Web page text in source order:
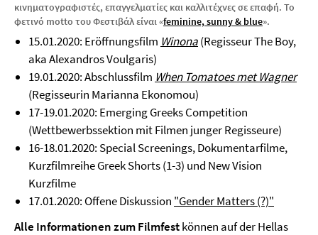
κινηματογραφιστές, επαγγελματίες και καλλιτέχνες σε επαφή. Το
φετινό motto του Φεστιβάλ είναι «feminine, sunny & blue».
15.01.2020: Eröffnungsfilm Winona(Regisseur The Boy,
aka Alexandros Voulgaris)
19.01.2020: Abschlussfilm When Tomatoes met Wagner
(Regisseurin Marianna Ekonomou)
17-19.01.2020: Emerging Greeks Competition
(Wettbewerbssektion mit Filmen junger Regisseure)
16-18.01.2020: Special Screenings, Dokumentarfilme,
Kurzfilmreihe Greek Shorts (1-3) und New Vision
Kurzfilme
17.01.2020: Offene Diskussion "Gender Matters (?)"
Alle Informationen zum Filmfestkönnen auf der Hellas